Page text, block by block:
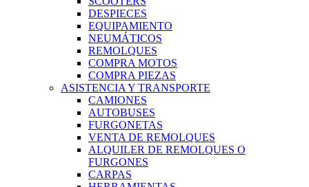
DESPIECES
EQUIPAMIENTO
NEUMÁTICOS
REMOLQUES
COMPRA MOTOS
COMPRA PIEZAS
ASISTENCIA Y TRANSPORTE
CAMIONES
AUTOBUSES
FURGONETAS
VENTA DE REMOLQUES
ALQUILER DE REMOLQUES O
FURGONES
CARPAS